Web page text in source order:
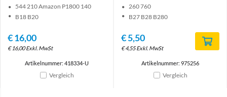
544 210 Amazon P1800 140
B18 B20
€16,00
€16,00 Exkl. MwSt
Artikelnummer: 418334-U
Vergleich
260 760
B27 B28 B280
€5,50
€4,55 Exkl. MwSt
Artikelnummer: 975256
Vergleich